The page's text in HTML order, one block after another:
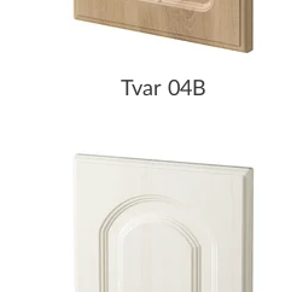
Tvar 04B